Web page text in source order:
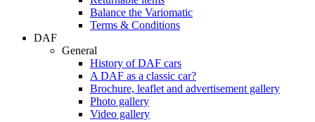
Balance the Variomatic
Terms & Conditions
DAF
General
History of DAF cars
A DAF as a classic car?
Brochure, leaflet and advertisement gallery
Photo gallery
Video gallery